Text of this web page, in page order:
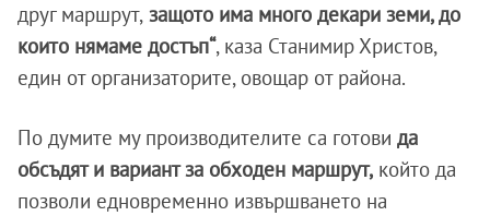
друг маршрут, защото има много декари земи, до
които нямаме достъп“, каза Станимир Христов,
един от организаторите, овощар от района.
По думите му производителите са готови да
обсъдят и вариант за обходен маршрут, който да
позволи едновременно извършването на